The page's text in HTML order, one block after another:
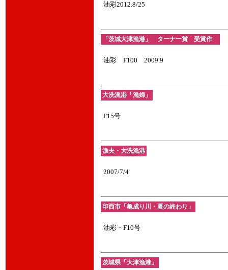
油彩2012.8/25
「茨城大津漁港」 ターナー賞 受賞作
油彩 F100 2009.9
大洗漁港「漁婦」
F15号
漁夫・大洗漁港
2007/7/4
印西市「亀成り川・夏の終わり」
油彩・F10号
茨城県「大津漁港」